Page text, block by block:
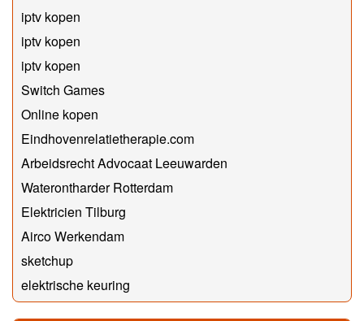
iptv kopen
iptv kopen
iptv kopen
Switch Games
Online kopen
Eindhovenrelatietherapie.com
Arbeidsrecht Advocaat Leeuwarden
Waterontharder Rotterdam
Elektricien Tilburg
Airco Werkendam
sketchup
elektrische keuring